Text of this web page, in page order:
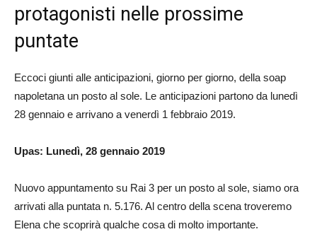
protagonisti nelle prossime
puntate
Eccoci giunti alle anticipazioni, giorno per giorno, della soap
napoletana un posto al sole. Le anticipazioni partono da lunedì
28 gennaio e arrivano a venerdì 1 febbraio 2019.
Upas: Lunedì, 28 gennaio 2019
Nuovo appuntamento su Rai 3 per un posto al sole, siamo ora
arrivati alla puntata n. 5.176. Al centro della scena troveremo
Elena che scoprirà qualche cosa di molto importante.